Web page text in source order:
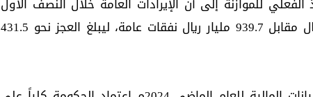
الفعلي للموازنة إلى أن الإيرادات العامة خلال النصف الأول
من العام الجاري بلغت 508.2 مليار ريال مقابل 939.7 مليار ريال نفقات عامة، ليبلغ العجز نحو 431.5